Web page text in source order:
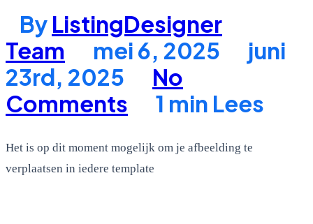
By ListingDesigner
Team
mei 6, 2025
juni
23rd, 2025
No
Comments
1 min Lees
Het is op dit moment mogelijk om je afbeelding te
verplaatsen in iedere template